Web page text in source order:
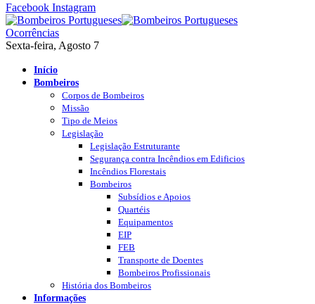
Facebook Instagram
Ocorrências
Sexta-feira, Agosto 7
Início
Bombeiros
Corpos de Bombeiros
Missão
Tipo de Meios
Legislação
Legislação Estruturante
Segurança contra Incêndios em Edificios
Incêndios Florestais
Bombeiros
Subsídios e Apoios
Quartéis
Equipamentos
EIP
FEB
Transporte de Doentes
Bombeiros Profissionais
História dos Bombeiros
Informações